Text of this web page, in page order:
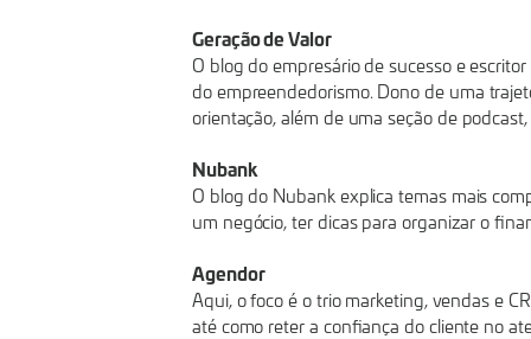
Geração de Valor
O blog do empresário de sucesso e
do empreendedorismo. Dono de uma
orientação, além de uma seção de
Nubank
O blog do Nubank explica temas mais
um negócio, ter dicas para organizar o
Agendor
Aqui, o foco é o trio marketing, vendas e
até como reter a confiança do cliente no